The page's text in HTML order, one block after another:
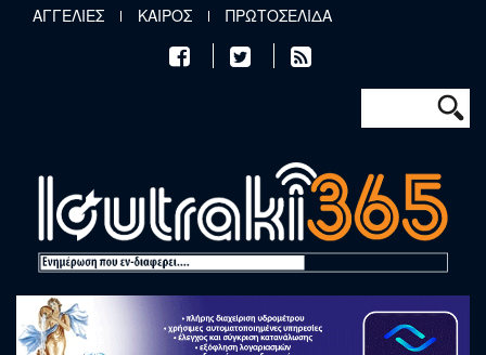
Παράκαμψη προς το κυρίως περιεχόμενο
ΑΓΓΕΛΙΕΣ ΚΑΙΡΟΣ ΠΡΩΤΟΣΕΛΙΔΑ
Φόρμα
Αναζήτηση